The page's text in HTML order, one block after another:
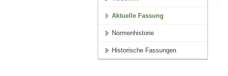
Aktuelle Fassung
Normenhistorie
Historische Fassungen